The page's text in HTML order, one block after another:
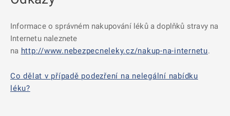
Informace o správném nakupování léků a doplňků stravy na
Internetu naleznete
na http://www.nebezpecneleky.cz/nakup-na-internetu.
Co dělat v případě podezření na nelegální nabídku
léku?